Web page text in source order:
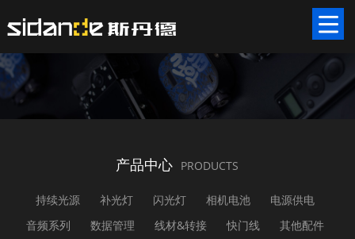
产品中心 PRODUCTS
持续光源 补光灯 闪光灯 相机电池
电源供电
音频系列
数据管理 线材&转接 快门线 其他配件